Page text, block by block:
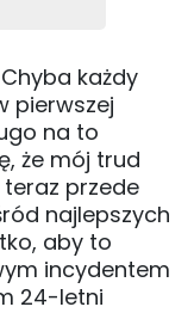
każdy
pierwszej
na to
że mój trud
teraz przede
najlepszych
aby to
incydentem
24-letni